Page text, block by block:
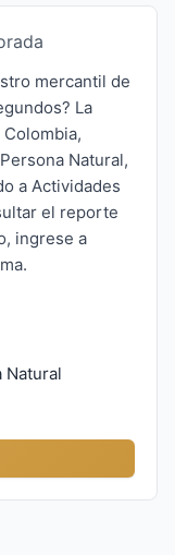
mercantil de
La
Natural,
a Actividades
el reporte
ingrese a
Natural